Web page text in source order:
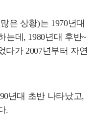
은 상황)는 1970년대
는데, 1980년대 후반~
다가 2007년부터 자연
년대 초반 나타났고,
.